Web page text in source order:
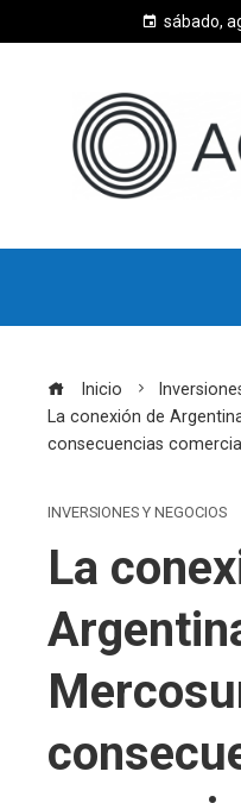
sábado,
Inicio
La conexión de
consecuencias
INVERSIONES Y NEGOCIOS
La